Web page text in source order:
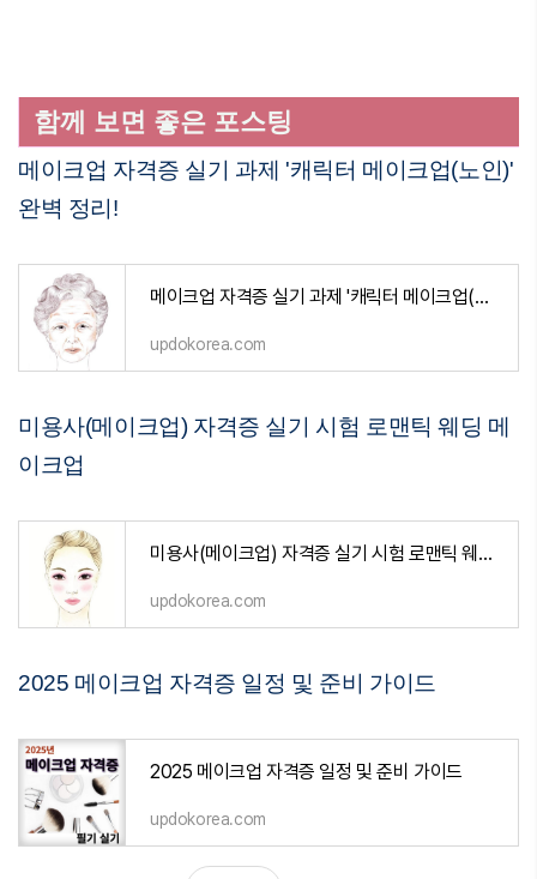
함께 보면 좋은 포스팅
메이크업 자격증 실기 과제 '캐릭터 메이크업(노인)'
완벽 정리!
메이크업 자격증 실기 과제 '캐릭터 메이크업(노인)' 완벽 정리!
updokorea.com
미용사(메이크업) 자격증 실기 시험 로맨틱 웨딩 메
이크업
미용사(메이크업) 자격증 실기 시험 로맨틱 웨딩 메이크업
updokorea.com
2025 메이크업 자격증 일정 및 준비 가이드
2025 메이크업 자격증 일정 및 준비 가이드
updokorea.com